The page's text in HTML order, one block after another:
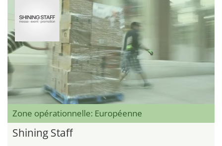
Zone opérationnelle: Européenne
Shining Staff